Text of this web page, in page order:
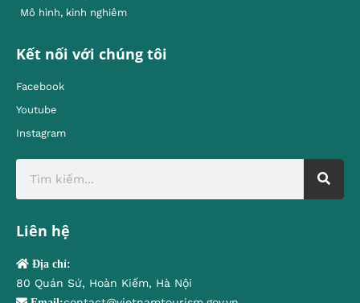
Mô hình, kinh nghiêm
Kết nối với chúng tôi
Facebook
Youtube
Instagram
Liên hệ
Địa chỉ:
80 Quán Sứ, Hoàn Kiếm, Hà Nội